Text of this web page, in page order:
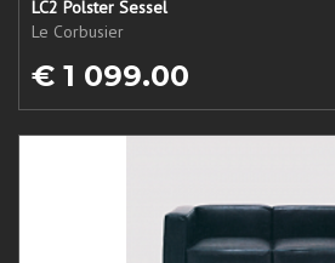
LC2 Polster Sessel
Le Corbusier
€ 1 099.00